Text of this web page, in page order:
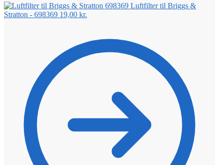
Luftfilter til Briggs &
Stratton - 698369 19,00 kr.